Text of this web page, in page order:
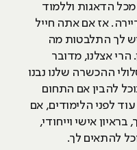
הדאגות וללמוד
אז אם אתה חייל
לך התלבטות מה
אצלנו, מדובר
ההכשרה שלנו נבנו
להבין אם התחום
לפני הלימודים, אם
אישי וייחודי,
להתאים לך.